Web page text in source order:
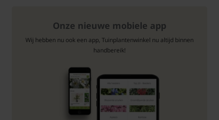
Onze nieuwe mobiele app
Wij hebben nu ook een app, Tuinplantenwinkel nu altijd binnen
handbereik!